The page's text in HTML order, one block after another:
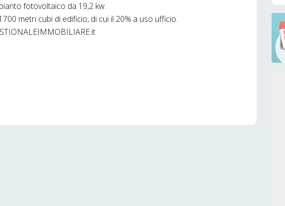
fotovoltaico da 19,2 kw.
metri cubi di edificio, di cui il 20% a uso ufficio.